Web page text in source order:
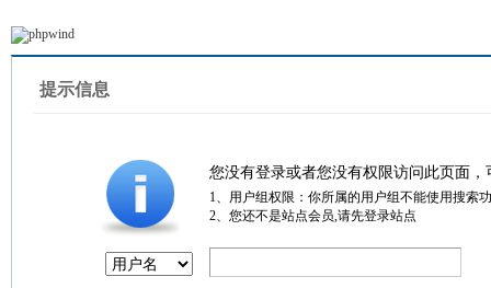
提示信息
您没有登录或者您没有权限访问此页面
1、用户组权限：你所属的用户组不能使用搜索
2、您还不是站点会员,请先登录站点